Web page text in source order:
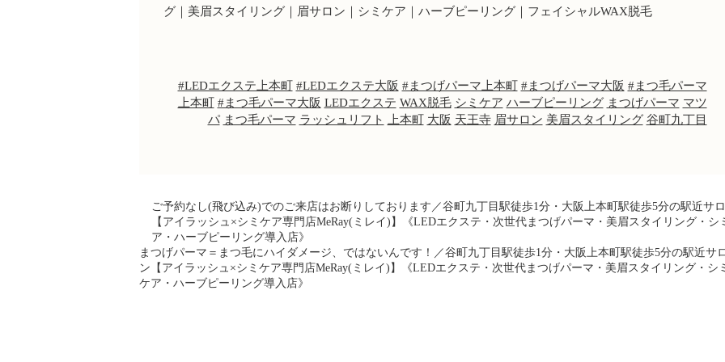
グ｜美眉スタイリング｜眉サロン｜シミケア｜ハーブピーリング｜フェイシャルWAX脱毛
#LEDエクステ上本町 #LEDエクステ大阪 #まつげパーマ上本町 #まつげパーマ大阪 #まつ毛パーマ
上本町 #まつ毛パーマ大阪 LEDエクステ WAX脱毛 シミケア ハーブピーリング まつげパーマ マツ
パ まつ毛パーマ ラッシュリフト 上本町 大阪 天王寺 眉サロン 美眉スタイリング 谷町九丁目
ご予約なし(飛び込み)でのご来店はお断りしております／谷町九丁目駅徒歩1分・大阪上本町駅徒歩5分の駅近サ
【アイラッシュ×シミケア専門店MeRay(ミレイ)】《LEDエクステ・次世代まつげパーマ・美眉スタイリング・シ
ア・ハーブピーリング導入店》
まつげパーマ＝まつ毛にハイダメージ、ではないんです！／谷町九丁目駅徒歩1分・大阪上本町駅徒歩5分の駅近サ
ン【アイラッシュ×シミケア専門店MeRay(ミレイ)】《LEDエクステ・次世代まつげパーマ・美眉スタイリング・シ
ケア・ハーブピーリング導入店》